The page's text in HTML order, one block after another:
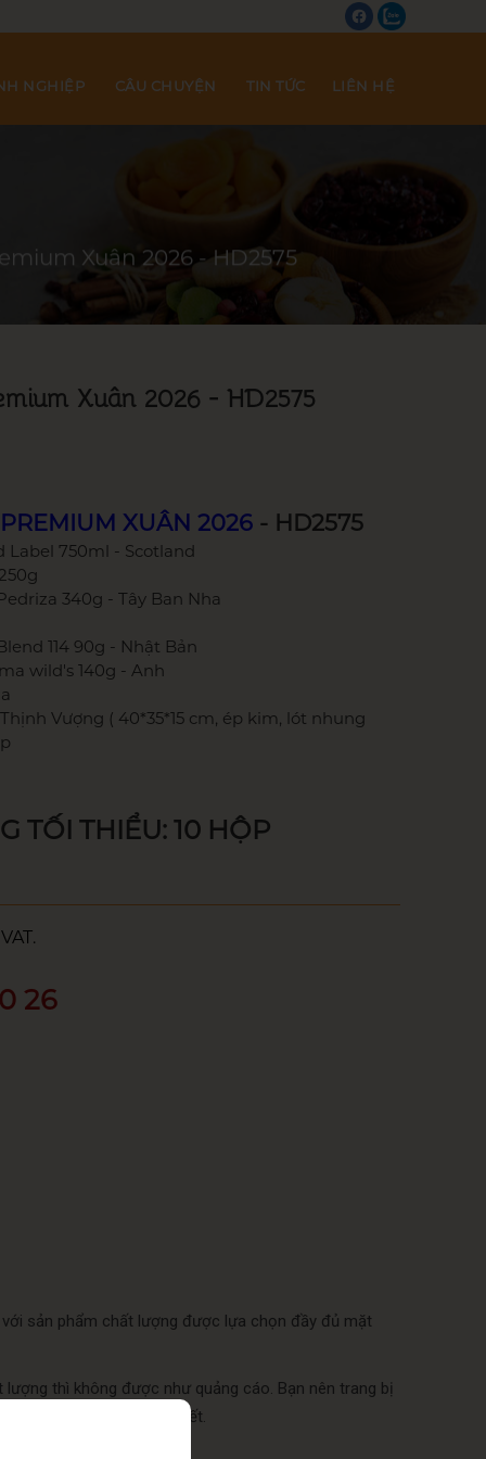
NGHIỆP CÂU CHUYỆN TIN TỨC LIÊN HỆ
Xuân 2026 - HD2575
Xuân 2026 - HD2575
XUÂN 2026 - HD2575
Label 750ml - Scotland
340g - Tây Ban Nha
114 90g - Nhật Bản
wild's 140g - Anh
Vượng ( 40*35*15 cm, ép kim, lót nhung
TỐI THIỂU: 10 HỘP
26
sản phẩm chất lượng được lựa chọn đầy đủ mặt
thì không được như quảng cáo. Bạn nên trang bị
dịch vụ cung cấp Quà Tết.